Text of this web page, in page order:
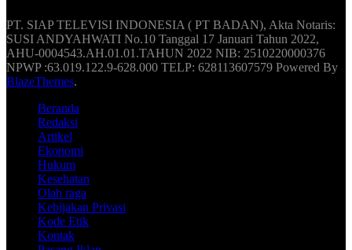
PT. SIAP TELEVISI INDONESIA ( PT BADAN), Akta Notaris:
SUSI ANDYAHWATI No.10 Tanggal 17 Januari Tahun 2022,
AHU-0004543.AH.01.01.TAHUN 2022 NIB: 2510220000376
NPWP :63.019.122.9-628.000 TELP: 628113607579 Powered By
BlazeThemes.
Beranda
Redaksi
Artikel
Ekonomi
Hukum
Kesehatan
Olah raga
Kebijakan Privasi
Kode Etik
Kontak